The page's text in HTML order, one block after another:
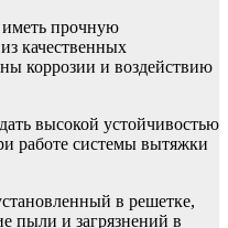
прочную
качественных
коррозии и воздействию
высокой устойчивостью
работе системы вытяжки
в решетке,
пыли и загрязнений в